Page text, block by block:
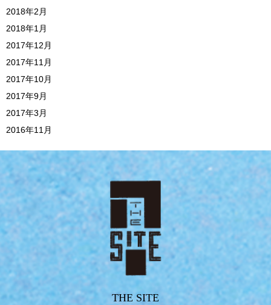
2018年2月
2018年1月
2017年12月
2017年11月
2017年10月
2017年9月
2017年3月
2016年11月
THE SITE